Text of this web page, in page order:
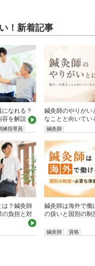
！新着記事
なれる？
を解説
練指導員
鍼灸師のやりがい
なことと向いてい
鍼灸師
は？鍼灸師
の負担と対
鍼灸師は海外で働
の扱いと国別の制
鍼灸師 資格